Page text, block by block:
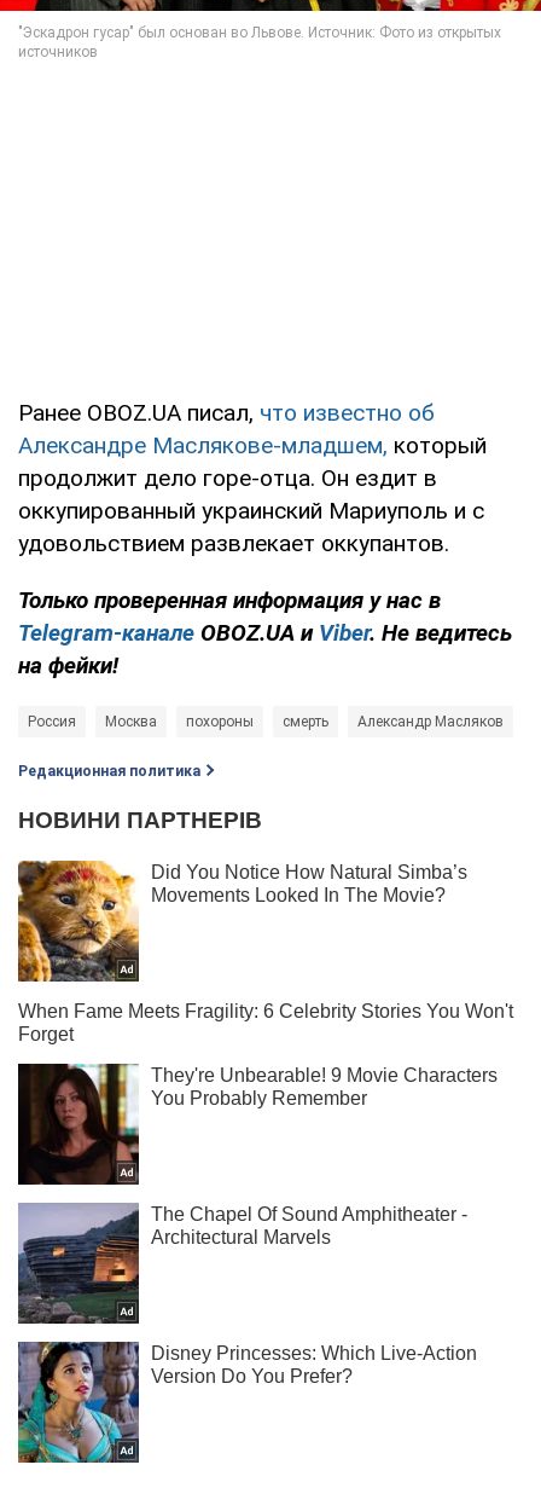
Ранее OBOZ.UA писал, что известно об
Александре Маслякове-младшем, который
продолжит дело горе-отца. Он ездит в
оккупированный украинский Мариуполь и с
удовольствием развлекает оккупантов.
Только проверенная информация у нас в
Telegram-канале OBOZ.UA и Viber. Не ведитесь
на фейки!
Россия Москва похороны смерть Александр Масляков
Редакционная политика